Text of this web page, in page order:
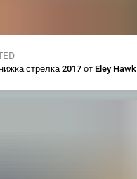
стрелка 2017 от Eley Hawk